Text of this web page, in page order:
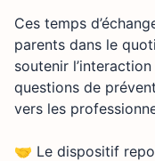
Ces temps
parents dans le
soutenir
questions de
vers les
🤝 Le dispositif